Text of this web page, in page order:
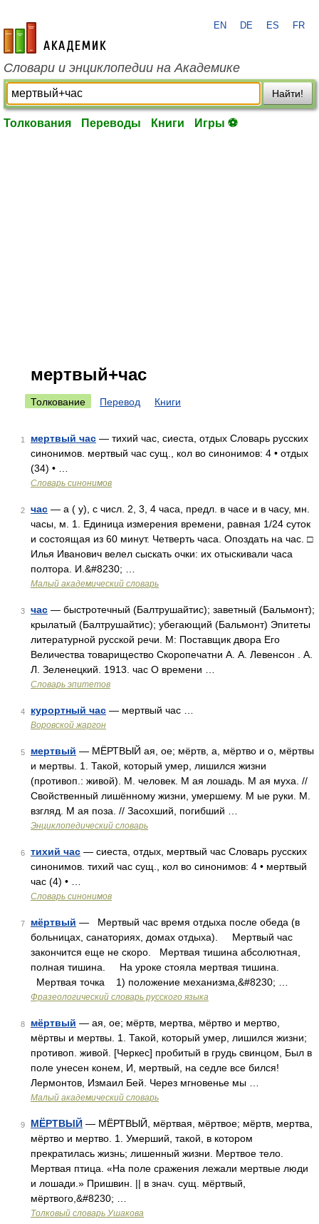
academic.ru
EN DE ES FR
Словари и энциклопедии на Академике
Найти!
Толкования Переводы Книги Игры ⚽
мертвый+час
Толкование Перевод Книги
1 мертвый час — тихий час, сиеста, отдых Словарь русских
синонимов. мертвый час сущ., кол во синонимов: 4 • отдых
(34) • …
Словарь синонимов
2 час — а ( у), с числ. 2, 3, 4 часа, предл. в часе и в часу, мн.
часы, м. 1. Единица измерения времени, равная 1/24 суток
и состоящая из 60 минут. Четверть часа. Опоздать на час. □
Илья Иванович велел сыскать очки: их отыскивали часа
полтора. И.&#8230; …
Малый академический словарь
3 час — быстротечный (Балтрушайтис); заветный (Бальмонт);
крылатый (Балтрушайтис); убегающий (Бальмонт) Эпитеты
литературной русской речи. М: Поставщик двора Его
Величества товарищество Скоропечатни А. А. Левенсон . А.
Л. Зеленецкий. 1913. час О времени …
Словарь эпитетов
4 курортный час — мертвый час …
Воровской жаргон
5 мертвый — МЁРТВЫЙ ая, ое; мёртв, а, мёртво и о, мёртвы
и мертвы. 1. Такой, который умер, лишился жизни
(противоп.: живой). М. человек. М ая лошадь. М ая муха. //
Свойственный лишённому жизни, умершему. М ые руки. М.
взгляд. М ая поза. // Засохший, погибший …
Энциклопедический словарь
6 тихий час — сиеста, отдых, мертвый час Словарь русских
синонимов. тихий час сущ., кол во синонимов: 4 • мертвый
час (4) • …
Словарь синонимов
7 мёртвый — Мертвый час время отдыха после обеда (в
больницах, санаториях, домах отдыха). Мертвый час
закончится еще не скоро. Мертвая тишина абсолютная,
полная тишина. На уроке стояла мертвая тишина.
Мертвая точка 1) положение механизма,&#8230; …
Фразеологический словарь русского языка
8 мёртвый — ая, ое; мёртв, мертва, мёртво и мертво,
мёртвы и мертвы. 1. Такой, который умер, лишился жизни;
противоп. живой. [Черкес] пробитый в грудь свинцом, Был в
поле унесен конем, И, мертвый, на седле все бился!
Лермонтов, Измаил Бей. Через мгновенье мы …
Малый академический словарь
9 МЁРТВЫЙ — МЁРТВЫЙ, мёртвая, мёртвое; мёртв, мертва,
мёртво и мертво. 1. Умерший, такой, в котором
прекратилась жизнь; лишенный жизни. Мертвое тело.
Мертвая птица. «На поле сражения лежали мертвые люди
и лошади.» Пришвин. || в знач. сущ. мёртвый,
мёртвого,&#8230; …
Толковый словарь Ушакова